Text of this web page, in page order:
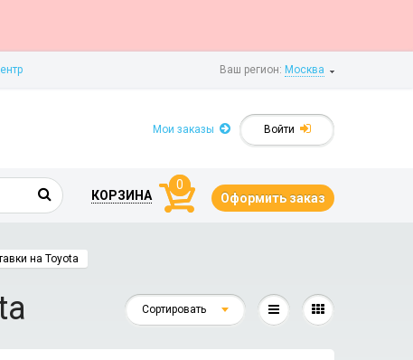
Ваш регион: Москва
Войти
Мои заказы
КОРЗИНА
0
Оформить заказ
на Toyota
Сортировать